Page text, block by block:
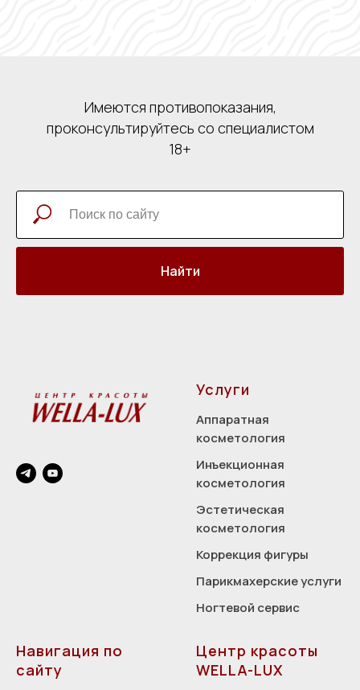
Имеются противопоказания,
проконсультируйтесь со специалистом
18+
Найти
Услуги
Аппаратная
косметология
Инъекционная
косметология
Эстетическая
косметология
Коррекция фигуры
Парикмахерские услуги
Ногтевой сервис
Навигация по
сайту
Центр красоты
WELLA-LUX